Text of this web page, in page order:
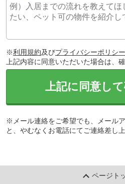
※利用規約及びプライバシーポリシー
上記内容に同意いただいた場合は、
上記に同意し
※メール連絡をご希望でも、メール
と、やむなくお電話にてご連絡差し
ページト